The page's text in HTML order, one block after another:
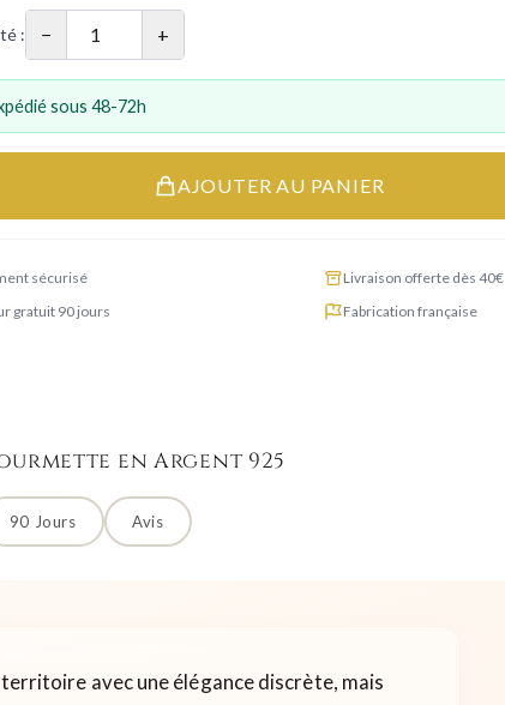
: − +
sous 48-72h
AJOUTER AU PANIER
sécurisé
Livraison offerte dès 40€
gratuit 90 jours
Fabrication française
en Argent 925
90 Jours Avis
avec une élégance discrète, mais